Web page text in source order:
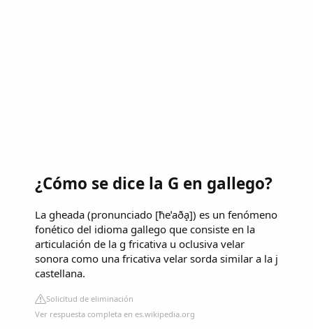
¿Cómo se dice la G en gallego?
La gheada (pronunciado [ħeˈaða̝]) es un fenómeno
fonético del idioma gallego que consiste en la
articulación de la g fricativa u oclusiva velar
sonora como una fricativa velar sorda similar a la j
castellana.
Solicitud de eliminación
Ver respuesta completa en es.wikipedia.org